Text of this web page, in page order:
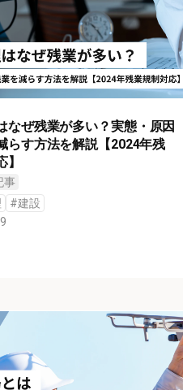
なぜ残業が多い？実態・原因
らす方法を解説【2024年残
事
#建設